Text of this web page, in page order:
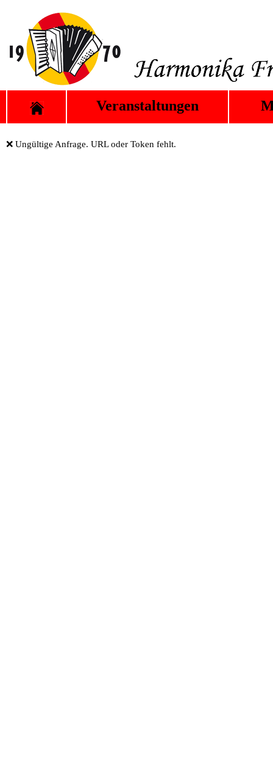
Veranstaltungen
❌ Ungültige Anfrage. URL oder Token fehlt.